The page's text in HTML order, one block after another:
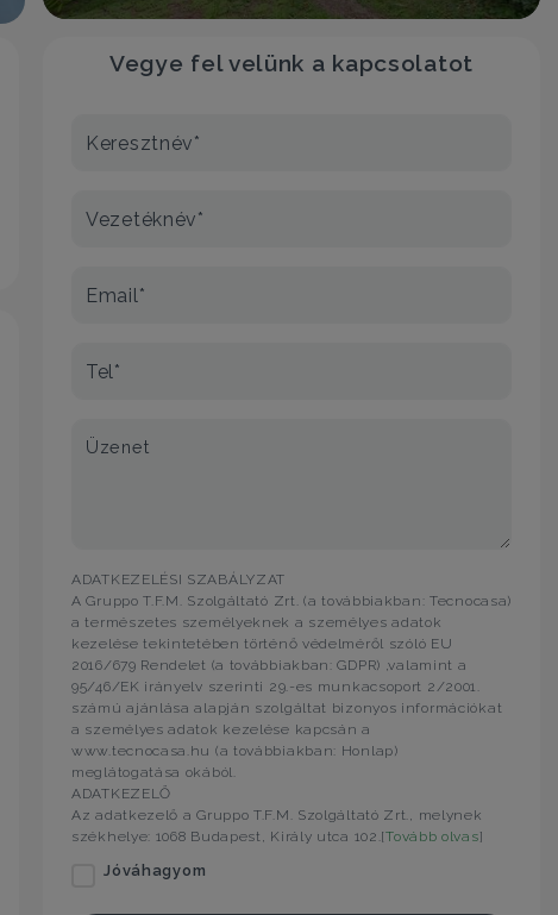
Vegye fel velünk a kapcsolatot
Keresztnév*
Vezetéknév*
Email*
Tel*
Üzenet
ADATKEZELÉSI SZABÁLYZAT
A Gruppo T.F.M. Szolgáltató Zrt. (a továbbiakban: Tecnocasa)
a természetes személyeknek a személyes adatok
kezelése tekintetében történő védelméről szóló EU
2016/679 Rendelet (a továbbiakban: GDPR) ,valamint a
95/46/EK irányelv szerinti 29.-es munkacsoport 2/2001.
számú ajánlása alapján szolgáltat bizonyos információkat
a személyes adatok kezelése kapcsán a
www.tecnocasa.hu (a továbbiakban: Honlap)
meglátogatása okából.
ADATKEZELŐ
Az adatkezelő a Gruppo T.F.M. Szolgáltató Zrt., melynek
székhelye: 1068 Budapest, Király utca 102.[Tovább olvas]
Jóváhagyom